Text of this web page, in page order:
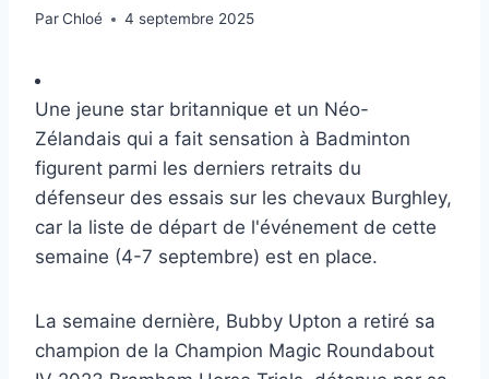
ParChloé 4 septembre 2025
Une jeune star britannique et un Néo-
Zélandais qui a fait sensation à Badminton
figurent parmi les derniers retraits du
défenseur des essais sur les chevaux Burghley,
car la liste de départ de l'événement de cette
semaine (4-7 septembre) est en place.
La semaine dernière, Bubby Upton a retiré sa
champion de la Champion Magic Roundabout